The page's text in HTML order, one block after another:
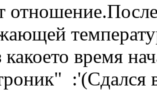
какоето время
:'(Сдался